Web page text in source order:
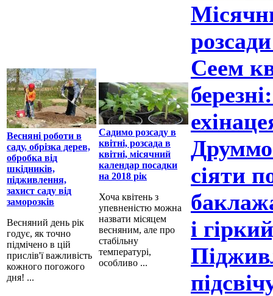
Весняні роботи в
саду, обрізка дерев,
обробка від
шкідників,
підживлення,
захист саду від
заморозків
Весняний день рік
годує, як точно
підмічено в цій
прислів'ї важливість
кожного погожого
дня! ...
Садимо розсаду в
квітні, розсада в
квітні, місячний
календар посадки
на 2018 рік
Хоча квітень з
упевненістю можна
назвати місяцем
весняним, але про
стабільну
температурі,
особливо ...
Сеем
сіяти
і